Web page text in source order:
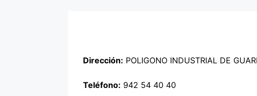
Dirección: POLIGONO INDUSTRIAL DE
Teléfono: 942 54 40 40